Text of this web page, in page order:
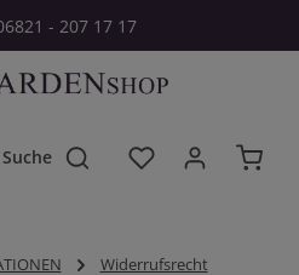
- 207 17 17
Du hast 0
Widerrufsrecht